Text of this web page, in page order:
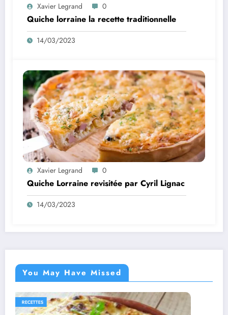
Xavier Legrand 0
Quiche lorraine la recette traditionnelle
14/03/2023
Xavier Legrand 0
Quiche Lorraine revisitée par Cyril Lignac
14/03/2023
You May Have Missed
IDÉES RECETTES RECETTES